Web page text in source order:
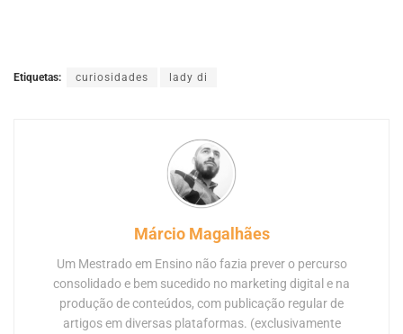
Etiquetas: curiosidades lady di
Márcio Magalhães
Um Mestrado em Ensino não fazia prever o percurso
consolidado e bem sucedido no marketing digital e na
produção de conteúdos, com publicação regular de
artigos em diversas plataformas. (exclusivamente